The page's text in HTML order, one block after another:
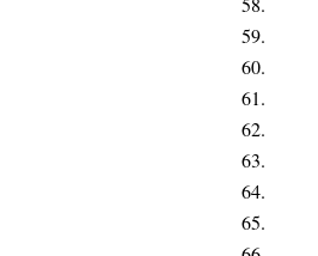
59.
60.
61.
62.
63.
64.
65.